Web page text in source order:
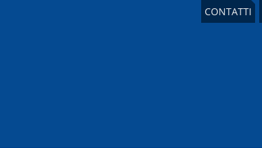
CONTATTI